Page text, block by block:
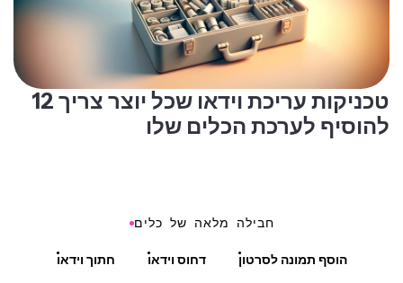
12 טכניקות עריכת וידאו שכל יוצר צריך
להוסיף לערכת הכלים שלו
חבילה מלאה של כלים
חתוך וידאו דחוס וידאו הוסף תמונה לסרטון